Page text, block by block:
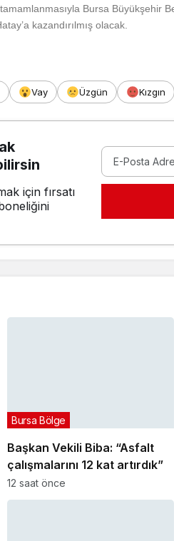
Bursa Büyükşehir
kazandırılmış olacak.
Vay Üzgün Kızgın
için fırsatı
Başkan Vekili Biba: “Asfalt
çalışmalarını 12 kat artırdık”
Bursa Bölge
12 saat önce